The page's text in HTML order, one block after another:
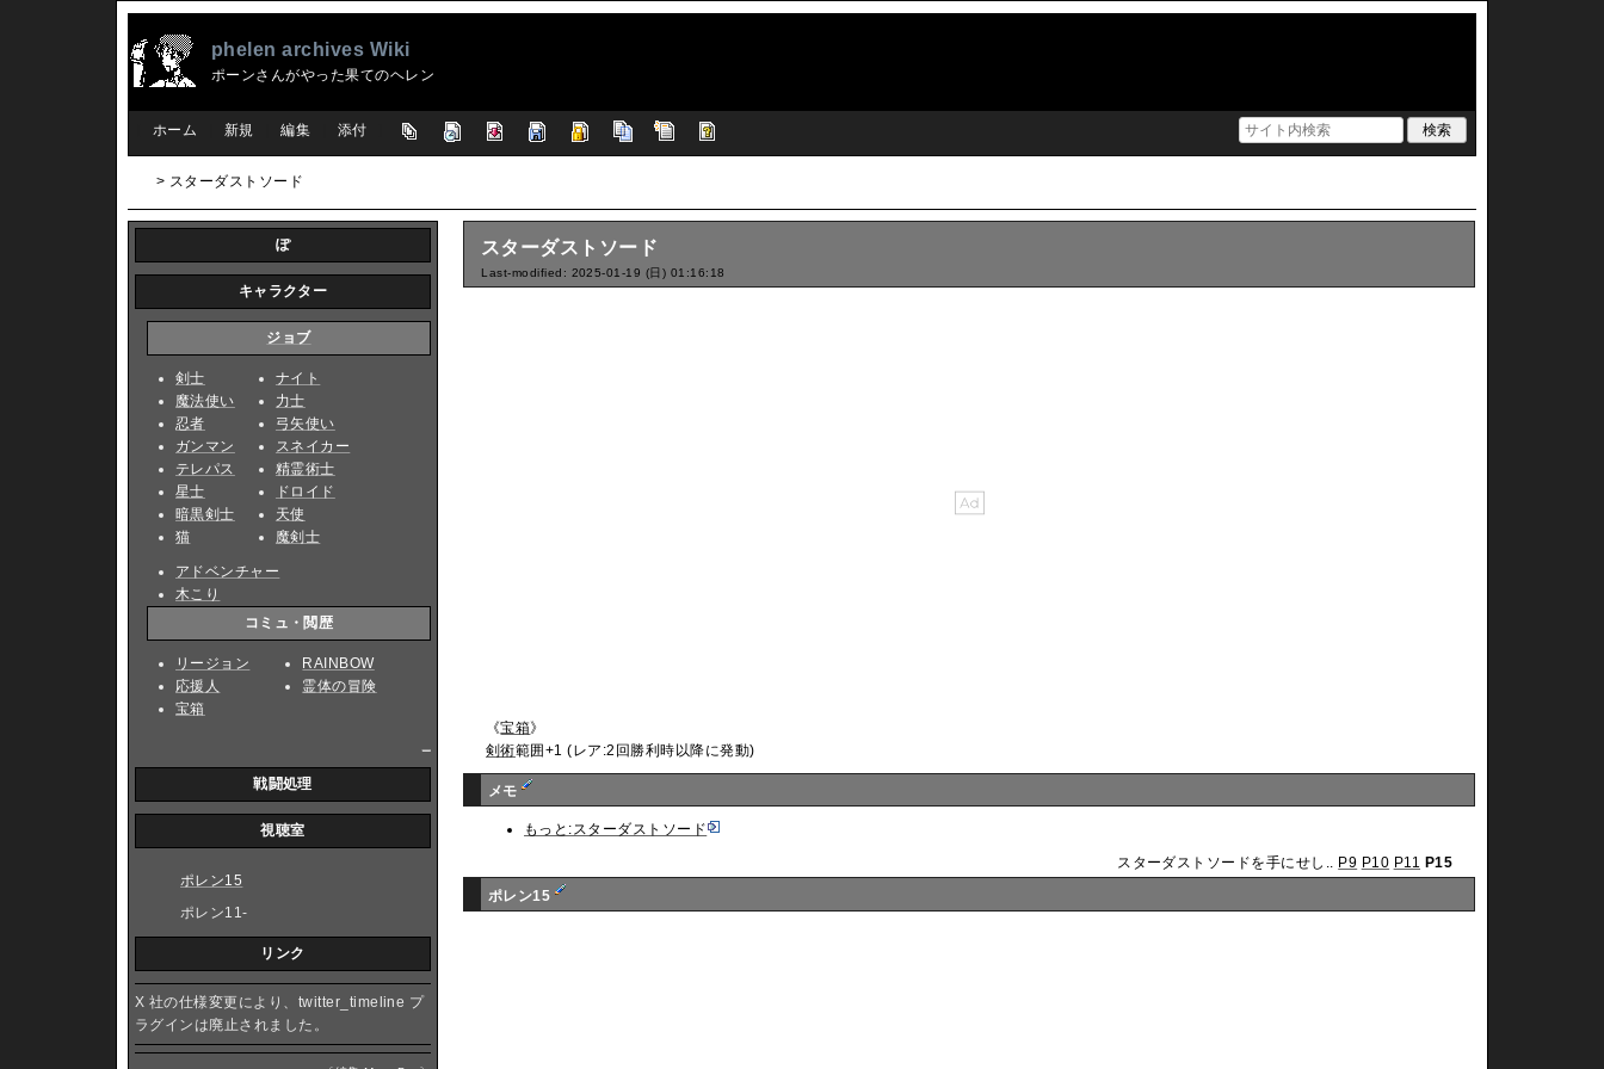
phelen archives Wiki
ポーンさんがやった果てのヘレン
ホーム 新規 編集 添付
> スターダストソード
スターダストソード
Last-modified: 2025-01-19 (日) 01:16:18
《宝箱》
剣術範囲+1 (レア:2回勝利時以降に発動)
メモ
もっと:スターダストソード
スターダストソードを手にせし.. P9 P10 P11 P15
ポレン15
ぽ
キャラクター
ジョブ
剣士
魔法使い
忍者
ガンマン
テレパス
星士
暗黒剣士
猫
ナイト
力士
弓矢使い
スネイカー
精霊術士
ドロイド
天使
魔剣士
アドベンチャー
木こり
コミュ・閲歴
リージョン
応援人
宝箱
RAINBOW
霊体の冒険
戦闘処理
視聴室
ポレン15
ポレン11-
リンク
X 社の仕様変更により、twitter_timeline プ
ラグインは廃止されました。